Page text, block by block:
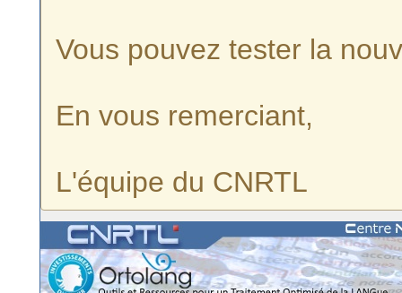
Vous pouvez tester la
En vous remerciant,
L'équipe du CNRTL